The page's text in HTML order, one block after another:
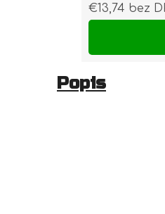
€13,74 bez
Jednotková
Popis